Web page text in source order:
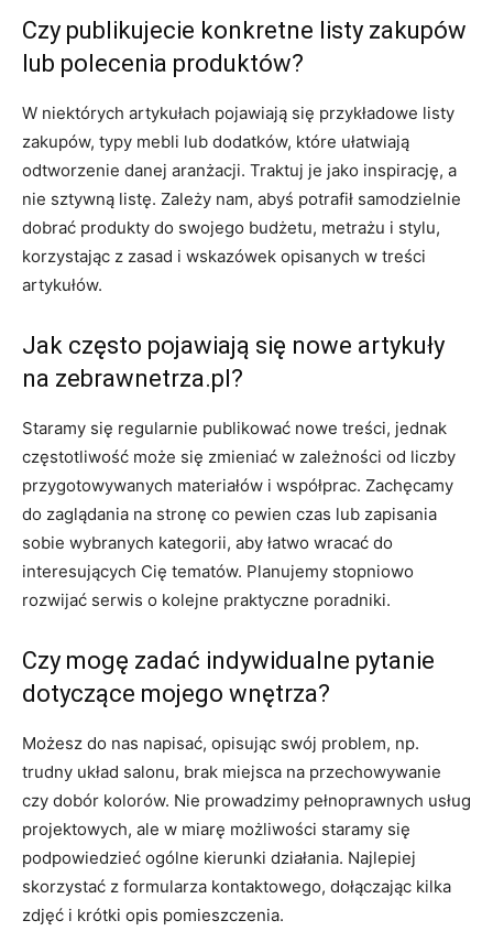
Czy publikujecie konkretne listy zakupów
lub polecenia produktów?
W niektórych artykułach pojawiają się przykładowe listy
zakupów, typy mebli lub dodatków, które ułatwiają
odtworzenie danej aranżacji. Traktuj je jako inspirację, a
nie sztywną listę. Zależy nam, abyś potrafił samodzielnie
dobrać produkty do swojego budżetu, metrażu i stylu,
korzystając z zasad i wskazówek opisanych w treści
artykułów.
Jak często pojawiają się nowe artykuły
na zebrawnetrza.pl?
Staramy się regularnie publikować nowe treści, jednak
częstotliwość może się zmieniać w zależności od liczby
przygotowywanych materiałów i współprac. Zachęcamy
do zaglądania na stronę co pewien czas lub zapisania
sobie wybranych kategorii, aby łatwo wracać do
interesujących Cię tematów. Planujemy stopniowo
rozwijać serwis o kolejne praktyczne poradniki.
Czy mogę zadać indywidualne pytanie
dotyczące mojego wnętrza?
Możesz do nas napisać, opisując swój problem, np.
trudny układ salonu, brak miejsca na przechowywanie
czy dobór kolorów. Nie prowadzimy pełnoprawnych usług
projektowych, ale w miarę możliwości staramy się
podpowiedzieć ogólne kierunki działania. Najlepiej
skorzystać z formularza kontaktowego, dołączając kilka
zdjęć i krótki opis pomieszczenia.